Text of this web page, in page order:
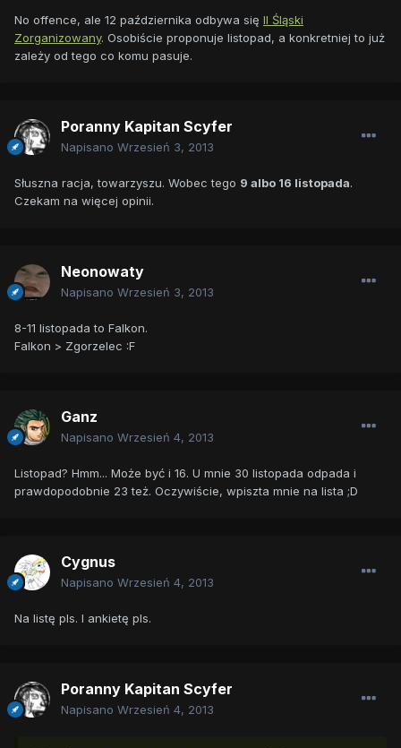
No offence, ale 12 października odbywa się II Śląski
Zorganizowany. Osobiście proponuje listopad, a konkretniej to już
zależy od tego co komu pasuje.
Poranny Kapitan Scyfer
Napisano Wrzesień 3, 2013
Słuszna racja, towarzyszu. Wobec tego 9 albo 16 listopada.
Czekam na więcej opinii.
Neonowaty
Napisano Wrzesień 3, 2013
8-11 listopada to Falkon.
Falkon > Zgorzelec :F
Ganz
Napisano Wrzesień 4, 2013
Listopad? Hmm... Może być i 16. U mnie 30 listopada odpada i
prawdopodobnie 23 też. Oczywiście, wpiszta mnie na lista ;D
Cygnus
Napisano Wrzesień 4, 2013
Na listę pls. I ankietę pls.
Poranny Kapitan Scyfer
Napisano Wrzesień 4, 2013